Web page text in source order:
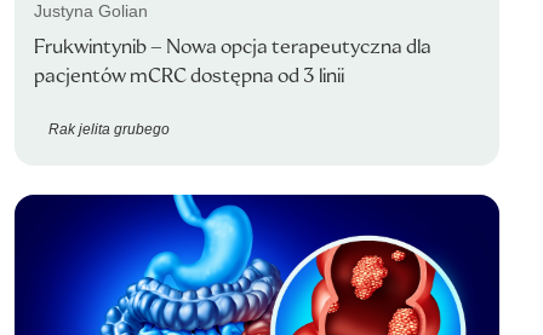
Justyna Golian
Frukwintynib – Nowa opcja terapeutyczna dla
pacjentów mCRC dostępna od 3 linii
Rak jelita grubego